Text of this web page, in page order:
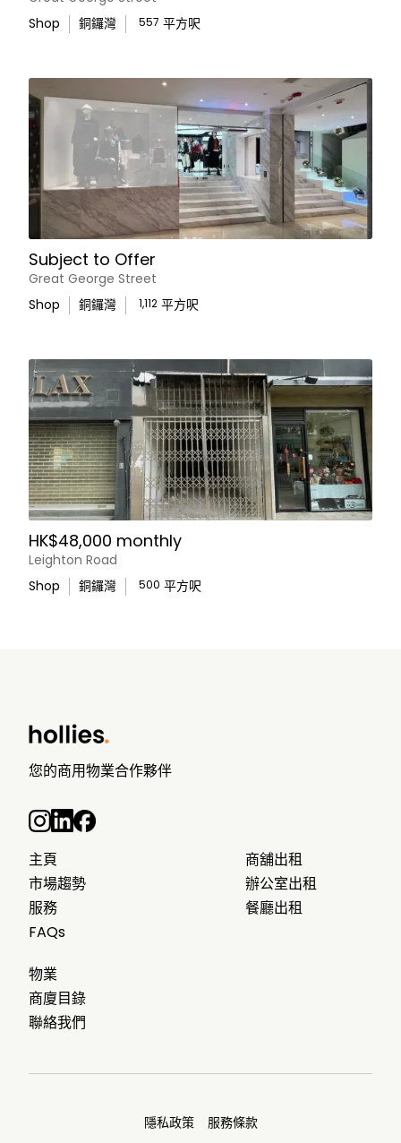
Shop
銅鑼灣 557 平方呎
Subject to Offer
Great George Street
Shop
銅鑼灣 1,112 平方呎
HK$48,000 monthly
Leighton Road
Shop
銅鑼灣 500 平方呎
您的商用物業合作夥伴
主頁
市場趨勢
服務
FAQs
商舖出租
辦公室出租
餐廳出租
物業
商廈目錄
聯絡我們
隱私政策
服務條款